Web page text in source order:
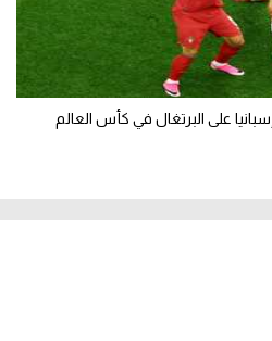
على البرتغال في كأس العالم